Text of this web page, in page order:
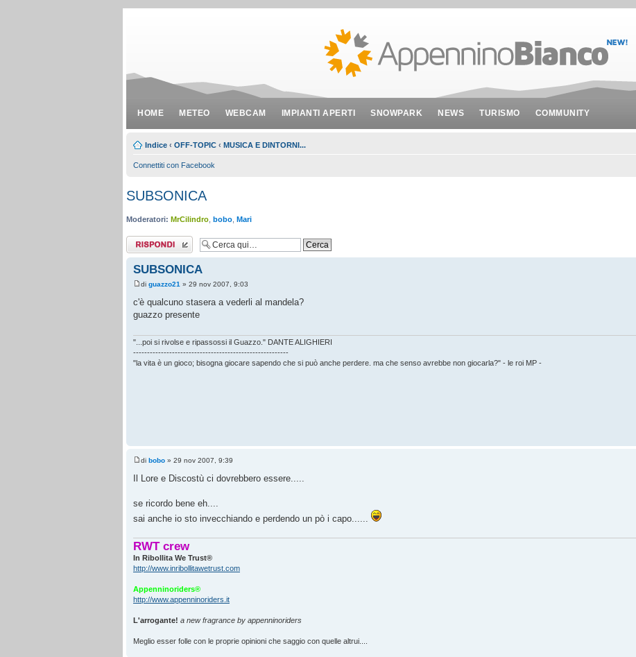
HOME METEO WEBCAM IMPIANTI APERTI SNOWPARK NEWS TURISMO COMMUNITY
Indice ‹ OFF-TOPIC ‹ MUSICA E DINTORNI...
Connettiti con Facebook
SUBSONICA
Moderatori: MrCilindro bobo Mari
Rispondi al
messaggio
SUBSONICA
di guazzo21 » 29 nov 2007, 9:03
c'è qualcuno stasera a vederli al mandela?
guazzo presente
"...poi si rivolse e ripassossi il Guazzo." DANTE ALIGHIERI
--------------------------------------------------------
"la vita è un gioco; bisogna giocare sapendo che si può anche perdere. ma che senso avrebbe non giocarla?" - le roi MP -
di bobo » 29 nov 2007, 9:39
Il Lore e Discostù ci dovrebbero essere.....
se ricordo bene eh....
sai anche io sto invecchiando e perdendo un pò i capo......
RWT crew
In Ribollita We Trust®
http://www.inribollitawetrust.com
Appenninoriders®
http://www.appenninoriders.it
L'arrogante! a new fragrance by appenninoriders
Meglio esser folle con le proprie opinioni che saggio con quelle altrui....